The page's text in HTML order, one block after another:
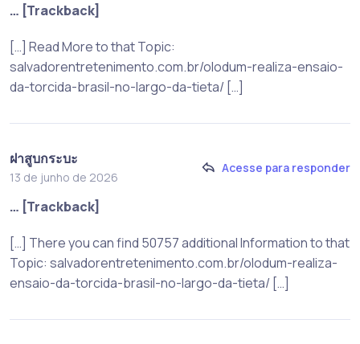
… [Trackback]
[…] Read More to that Topic:
salvadorentretenimento.com.br/olodum-realiza-ensaio-
da-torcida-brasil-no-largo-da-tieta/ […]
ฝาสูบกระบะ
13 de junho de 2026
Acesse para responder
… [Trackback]
[…] There you can find 50757 additional Information to that
Topic: salvadorentretenimento.com.br/olodum-realiza-
ensaio-da-torcida-brasil-no-largo-da-tieta/ […]